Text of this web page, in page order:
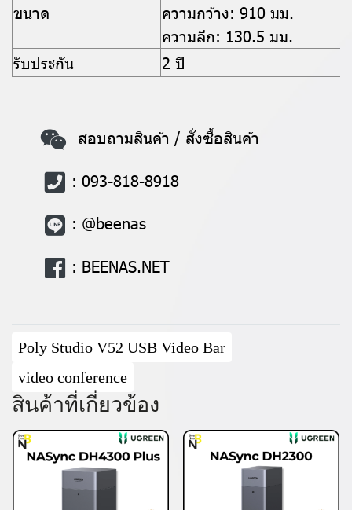
ขนาด
ความกว้าง: 910 มม.
ความลึก: 130.5 มม.
รับประกัน
2 ปี
สอบถามสินค้า / สั่งซื้อสินค้า
: 093-818-8918
: @beenas
: BEENAS.NET
Poly Studio V52 USB Video Bar
video conference
สินค้าที่เกี่ยวข้อง